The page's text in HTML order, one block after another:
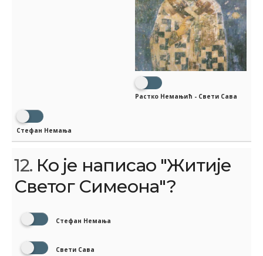
Растко Немањић - Свети Сава
Стефан Немања
12. Ко је написао "Житије
Светог Симеона"?
Стефан Немања
Свети Сава